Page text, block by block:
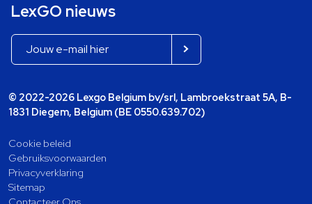
LexGO nieuws
© 2022-2026 Lexgo Belgium bv/srl, Lambroekstraat 5A, B-
1831 Diegem, Belgium (BE 0550.639.702)
Cookie beleid
Gebruiksvoorwaarden
Privacyverklaring
Sitemap